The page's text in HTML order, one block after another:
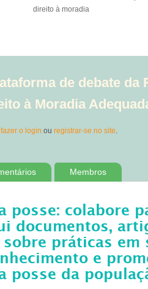
direito à moradia
de debate da
à Moradia
fazer o login ou registrar-se no site.
Membros
posse: colabore
documentos,
práticas em
e
posse da